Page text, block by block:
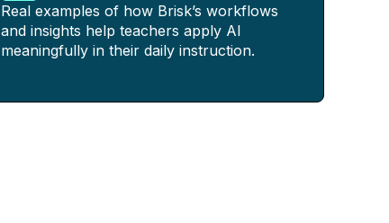
Real examples of how Brisk’s workflows
and insights help teachers apply AI
meaningfully in their daily instruction.